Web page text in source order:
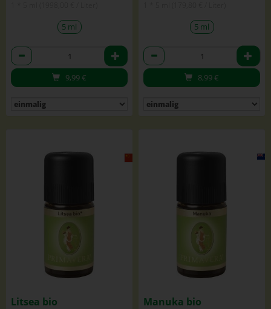
5 ml
Anzahl
9,99€
5 ml
Anzahl
8,99€
Litsea bio Manuka bio